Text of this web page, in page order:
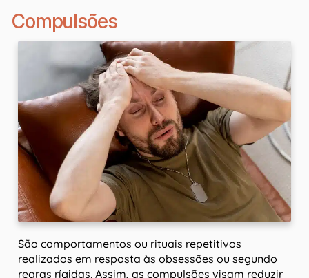
Compulsões
São comportamentos ou rituais repetitivos
realizados em resposta às obsessões ou segundo
regras rígidas. Assim, as compulsões visam reduzir